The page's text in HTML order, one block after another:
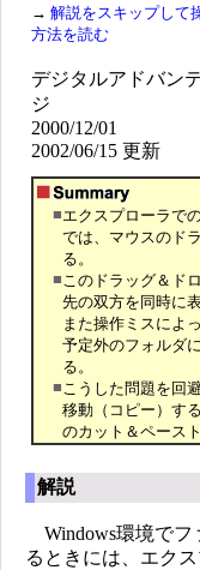
→ 解説をスキップして
方法を読む
デジタルアドバン
ジ
2000/12/01
2002/06/15 更新
■エクスプローラで
では、マウスのド
る。
■このドラッグ＆ド
先の双方を同時に
また操作ミスによ
予定外のフォルダ
る。
■こうした問題を回
移動（コピー）す
のカット＆ペース
解説
Windows環境でフ
るときには、エク